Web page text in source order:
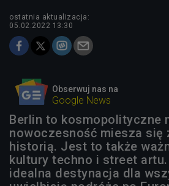
ostatnia aktualizacja:
05.02.2022 13:30
Obserwuj nas na
Google News
Berlin to kosmopolityczne
nowoczesność miesza się
historią. Jest to także
kultury techno i street
idealna destynacja dla